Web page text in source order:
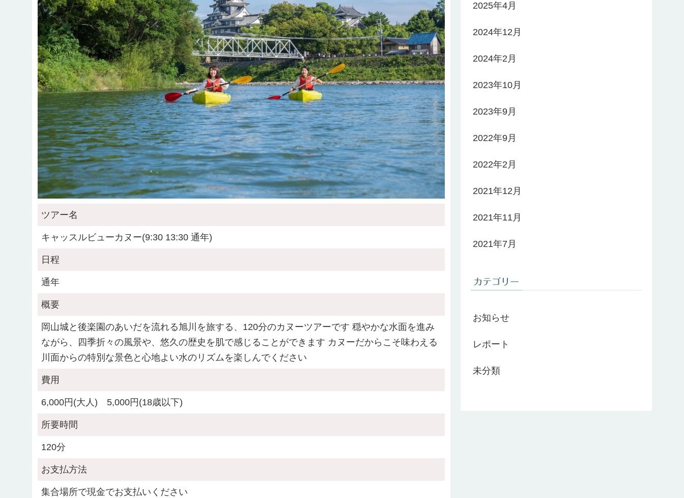
ツアー名
キャッスルビューカヌー(9:30 13:30 通年)
日程
通年
概要
岡山城と後楽園のあいだを流れる旭川を旅する、120分のカヌーツアーです 穏やかな水面を進み
ながら、四季折々の風景や、悠久の歴史を肌で感じることができます カヌーだからこそ味わえる
川面からの特別な景色と心地よい水のリズムを楽しんでください
費用
6,000円(大人) 5,000円(18歳以下)
所要時間
120分
お支払方法
集合場所で現金でお支払いください
2025年4月
2024年12月
2024年2月
2023年10月
2023年9月
2022年9月
2022年2月
2021年12月
2021年11月
2021年7月
カテゴリー
お知らせ
レポート
未分類